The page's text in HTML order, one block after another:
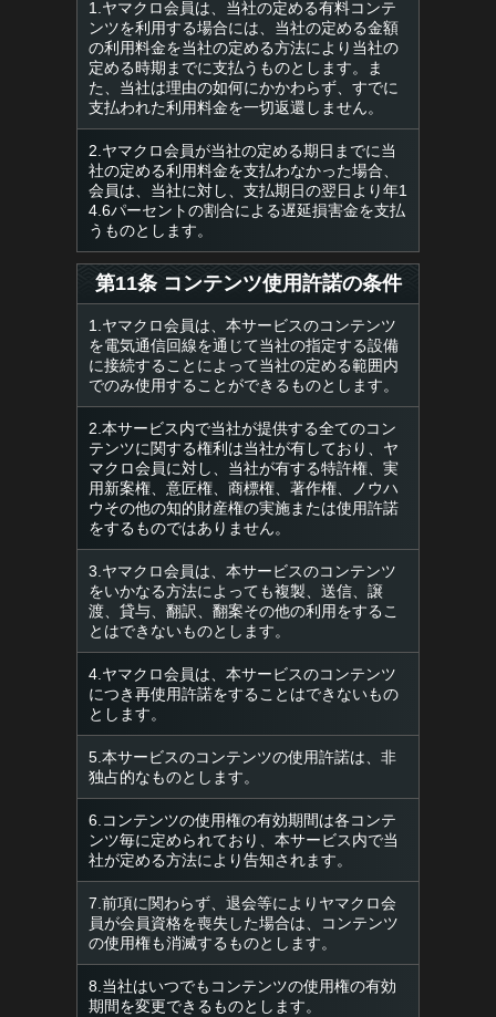
1.ヤマクロ会員は、当社の定める有料コンテ
ンツを利用する場合には、当社の定める金額
の利用料金を当社の定める方法により当社の
定める時期までに支払うものとします。ま
た、当社は理由の如何にかかわらず、すでに
支払われた利用料金を一切返還しません。
2.ヤマクロ会員が当社の定める期日までに当
社の定める利用料金を支払わなかった場合、
会員は、当社に対し、支払期日の翌日より年1
4.6パーセントの割合による遅延損害金を支払
うものとします。
第11条 コンテンツ使用許諾の条件
1.ヤマクロ会員は、本サービスのコンテンツ
を電気通信回線を通じて当社の指定する設備
に接続することによって当社の定める範囲内
でのみ使用することができるものとします。
2.本サービス内で当社が提供する全てのコン
テンツに関する権利は当社が有しており、ヤ
マクロ会員に対し、当社が有する特許権、実
用新案権、意匠権、商標権、著作権、ノウハ
ウその他の知的財産権の実施または使用許諾
をするものではありません。
3.ヤマクロ会員は、本サービスのコンテンツ
をいかなる方法によっても複製、送信、譲
渡、貸与、翻訳、翻案その他の利用をするこ
とはできないものとします。
4.ヤマクロ会員は、本サービスのコンテンツ
につき再使用許諾をすることはできないもの
とします。
5.本サービスのコンテンツの使用許諾は、非
独占的なものとします。
6.コンテンツの使用権の有効期間は各コンテ
ンツ毎に定められており、本サービス内で当
社が定める方法により告知されます。
7.前項に関わらず、退会等によりヤマクロ会
員が会員資格を喪失した場合は、コンテンツ
の使用権も消滅するものとします。
8.当社はいつでもコンテンツの使用権の有効
期間を変更できるものとします。